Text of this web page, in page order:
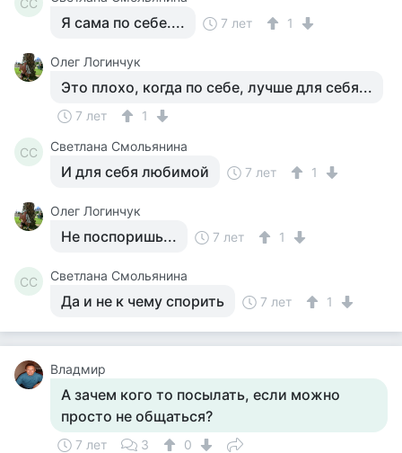
СС
Я сама по себе.... 7 лет 1
Олег Логинчук
Это плохо, когда по себе, лучше для себя...
7 лет 1
СС Светлана Смольянина
И для себя любимой 7 лет 1
Олег Логинчук
Не поспоришь... 7 лет 1
СС Светлана Смольянина
Да и не к чему спорить 7 лет 1
Владмир
А зачем кого то посылать, если можно
просто не общаться?
7 лет 3 0